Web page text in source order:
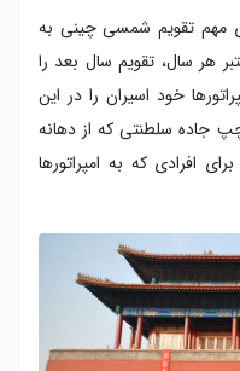
مهم تقویم شمسی چینی به
هر سال، تقویم سال بعد را
خود اسیران را در این
جاده سلطنتی که از دهانه
افرادی که به امپراتورها